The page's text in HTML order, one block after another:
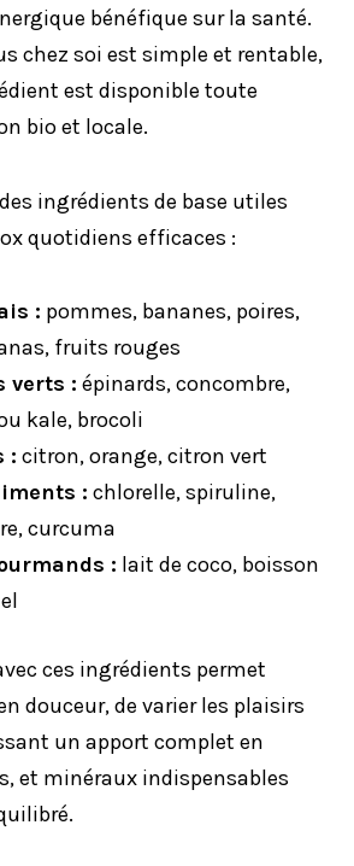
bénéfique sur la santé.
chez soi est simple et rentable,
est disponible toute
bio et locale.
ingrédients de base utiles
quotidiens efficaces :
: pommes, bananes, poires,
fruits rouges
verts : épinards, concombre,
kale, brocoli
: citron, orange, citron vert
: chlorelle, spiruline,
curcuma
: lait de coco, boisson
ces ingrédients permet
douceur, de varier les plaisirs
un apport complet en
et minéraux indispensables